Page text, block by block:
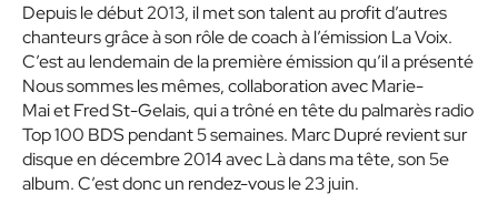
Depuis le début 2013, il met son talent au profit d’autres
chanteurs grâce à son rôle de coach à l’émission La Voix.
C’est au lendemain de la première émission qu’il a présenté
Nous sommes les mêmes, collaboration avec Marie-
Mai et Fred St-Gelais, qui a trôné en tête du palmarès radio
Top 100 BDS pendant 5 semaines. Marc Dupré revient sur
disque en décembre 2014 avecLà dans ma tête, son 5e
album. C’est donc un rendez-vous le 23 juin.